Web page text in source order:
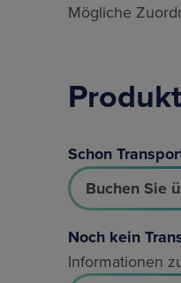
Mögliche
Schon
Buchen Sie
Noch kein
Informationen